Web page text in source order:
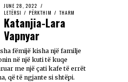
JUNE 28, 2022
LETËRSI / PËRKTHIM / THARM
Katanjia-Lara
Vapnyar
fëmijë kisha një familje
në një kuti të kuqe
me një çati kafe të errët
që të ngjante si shtëpi.